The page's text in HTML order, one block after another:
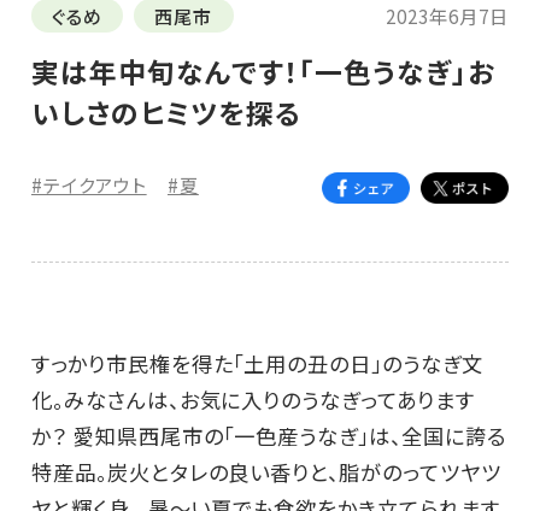
ぐるめ 西尾市 2023年6月7日
実は年中旬なんです！「一色うなぎ」お
いしさのヒミツを探る
#テイクアウト #夏
すっかり市民権を得た「土用の丑の日」のうなぎ文
化。みなさんは、お気に入りのうなぎってあります
か？ 愛知県西尾市の「一色産うなぎ」は、全国に誇る
特産品。炭火とタレの良い香りと、脂がのってツヤツ